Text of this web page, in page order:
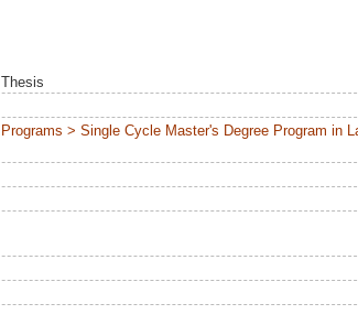
> Single Cycle Master's Degree Program in